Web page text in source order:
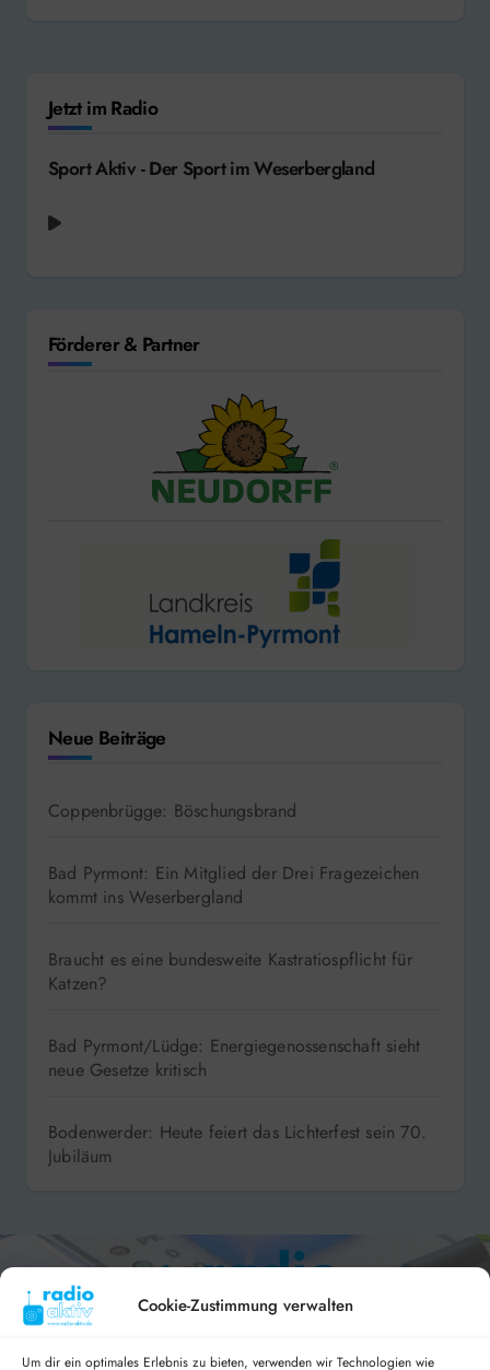
Cookie-Zustimmung verwalten
Um dir ein optimales Erlebnis zu bieten, verwenden wir Technologien wie
Jetzt im Radio
Sport Aktiv - Der Sport im Weserbergland
Förderer & Partner
Neue Beiträge
Coppenbrügge: Böschungsbrand
Bad Pyrmont: Ein Mitglied der Drei Fragezeichen
kommt ins Weserbergland
Braucht es eine bundesweite Kastratiospflicht für
Katzen?
Bad Pyrmont/Lüdge: Energiegenossenschaft sieht
neue Gesetze kritisch
Bodenwerder: Heute feiert das Lichterfest sein 70.
Jubiläum